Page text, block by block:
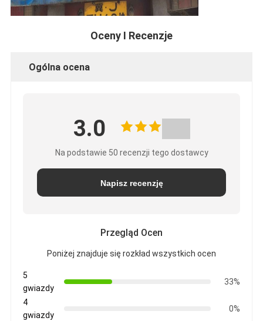
Oceny I Recenzje
Ogólna ocena
3.0
Na podstawie 50 recenzji tego dostawcy
Napisz recenzję
Przegląd Ocen
Poniżej znajduje się rozkład wszystkich ocen
5
gwiazdy
33%
4
gwiazdy
0%